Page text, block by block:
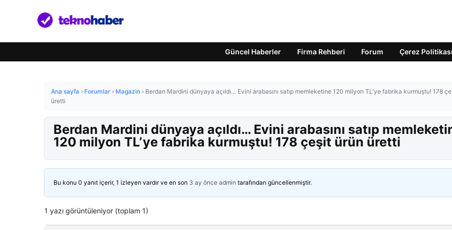
Güncel Haberler Firma Rehberi Forum Çerez Politikası
Ana sayfa › Forumlar › Magazin › Berdan Mardini dünyaya açıldı… Evini arabasını satıp memleketine 120 milyon TL’ye fabrika kurmuştu! 178
üretti
Berdan Mardini dünyaya açıldı… Evini arabasını satıp
120 milyon TL’ye fabrika kurmuştu! 178 çeşit ürün üretti
Bu konu 0 yanıt içerir, 1 izleyen vardır ve en son 3 ay önce admin tarafından güncellenmiştir.
1 yazı görüntüleniyor (toplam 1)